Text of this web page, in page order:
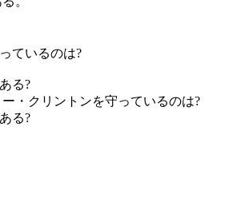
ているのは?
る?
・クリントンを守っているのは?
る?